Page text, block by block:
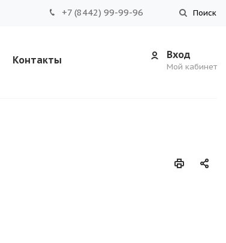
Поиск
+7 (8442) 99-99-96
Вход
Мой кабинет
Контакты